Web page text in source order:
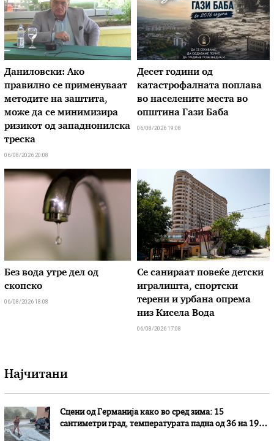
Даниловски: Ако
правилно се применуваат
методите на заштита,
може да се минимизира
ризикот од западнонилска
треска
06/08/2026 20:08
Десет години од
катастрофалната поплава
во населените места во
општина Гази Баба
06/08/2026 19:08
Без вода утре дел од
скопско
06/08/2026 18:08
Се санираат повеќе детски
игралишта, спортски
терени и урбана опрема
низ Кисела Вода
06/08/2026 17:08
Најчитани
Сцени од Германија како во сред зима: 15
сантиметри град, температурата падна од 36 на 19